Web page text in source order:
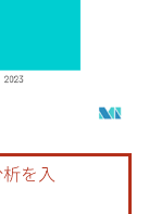
が必要です。